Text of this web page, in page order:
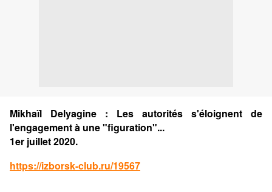
Mikhaïl Delyagine : Les autorités s'éloignent de
l'engagement à une "figuration"...
1er juillet 2020.
https://izborsk-club.ru/19567